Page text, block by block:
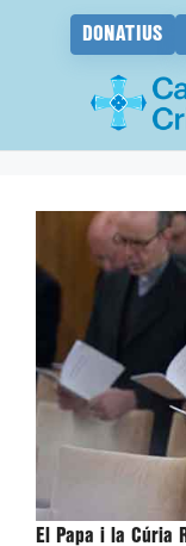
DONATIUS
El Papa i la Cúria